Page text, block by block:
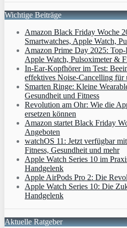
Wichtige Beiträge
Amazon Black Friday Woche
Smartwatches, Apple Watch,
Amazon Prime Day 2025:
Apple Watch, Pulsoximeter &
In-Ear-Kopfhörer im Test:
effektives Noise-Cancelling für
Smarten Ringe: Kleine
Gesundheit und Fitness
Revolution am Ohr: Wie die
ersetzen können
Amazon startet Black Friday
Angeboten
watchOS 11: Jetzt verfügbar
Fitness, Gesundheit und mehr
Apple Watch Series 10 im
Handgelenk
Apple AirPods Pro 2: Die
Apple Watch Series 10: Die
Handgelenk
Aktuelle Ratgeber